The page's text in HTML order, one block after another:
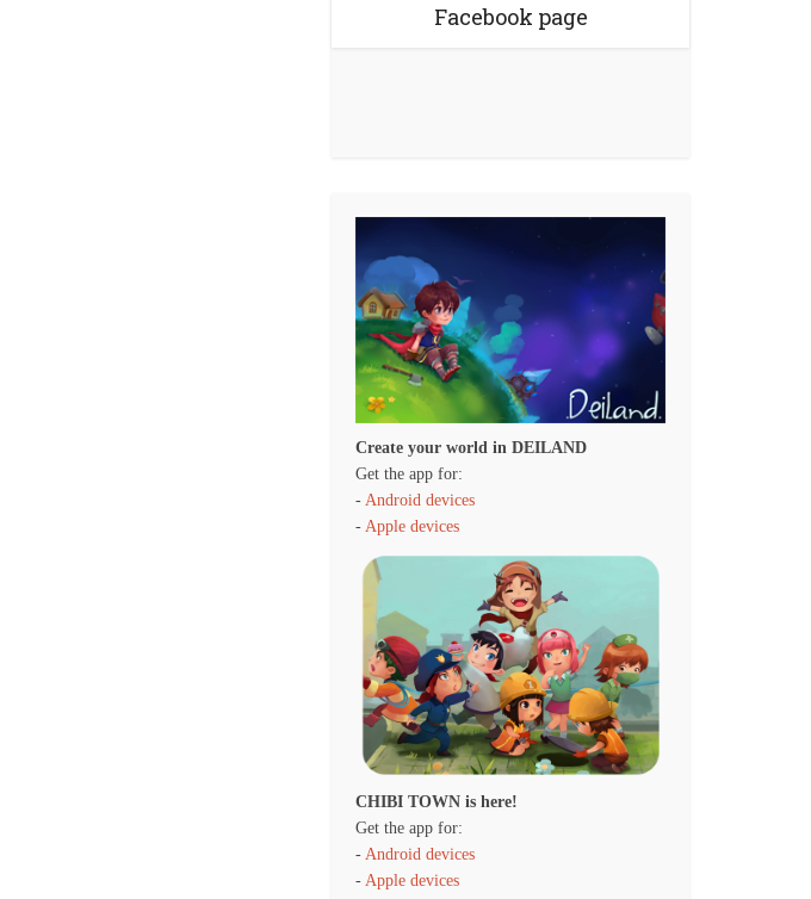
Facebook page
Create your world in DEILAND
Get the app for:
- Android devices
- Apple devices
CHIBI TOWN is here!
Get the app for:
- Android devices
- Apple devices